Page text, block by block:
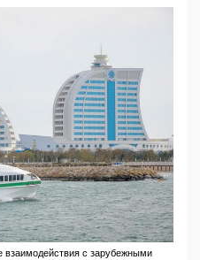
с зарубежными